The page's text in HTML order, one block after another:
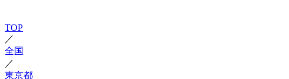
TOP
／
全国
／
東京都